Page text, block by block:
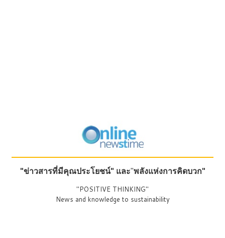
"ข่าวสารที่มีคุณประโยชน์" และ"พลังแห่งการคิดบวก"
"POSITIVE THINKING"
News and knowledge to sustainability